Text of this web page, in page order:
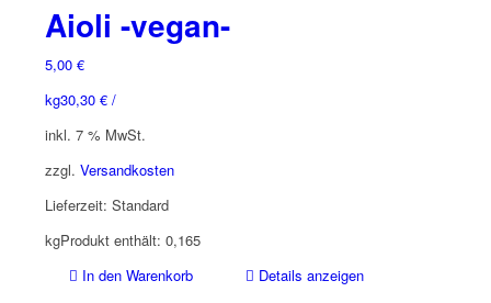
Aioli -vegan-
5,00 €
30,30 €/
kg
inkl. 7 % MwSt.
zzgl. Versandkosten
Lieferzeit: Standard
Produkt enthält: 0,165
kg
In den Warenkorb
Details anzeigen